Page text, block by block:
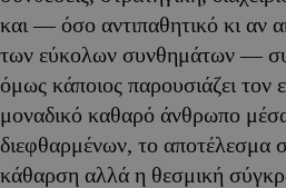
και — όσο αντιπαθητικό κι αν
των εύκολων συνθημάτων —
όμως κάποιος παρουσιάζει τον
μοναδικό καθαρό άνθρωπο
διεφθαρμένων, το αποτέλεσμα
κάθαρση αλλά η θεσμική